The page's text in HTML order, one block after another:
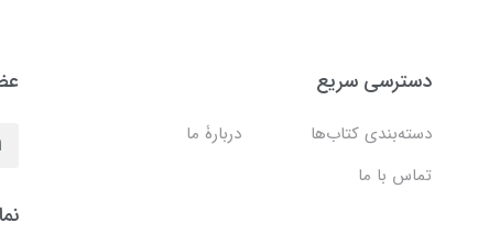
دسترسی سریع
دسته‌بندی کتاب‌ها
دربارۀ ما
تماس با ما